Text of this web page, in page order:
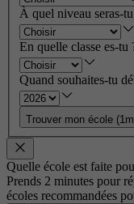
À quel niveau seras-
En quelle classe es-tu
Quand souhaites-tu
Trouver mon école
Quelle école est faite
Prends 2 minutes pour
écoles recommandées